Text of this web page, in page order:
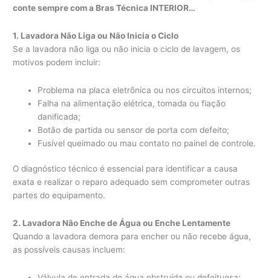
conte sempre com a Bras Técnica INTERIOR…
1. Lavadora Não Liga ou Não Inicia o Ciclo
Se a lavadora não liga ou não inicia o ciclo de lavagem, os
motivos podem incluir:
Problema na placa eletrônica ou nos circuitos internos;
Falha na alimentação elétrica, tomada ou fiação
danificada;
Botão de partida ou sensor de porta com defeito;
Fusível queimado ou mau contato no painel de controle.
O diagnóstico técnico é essencial para identificar a causa
exata e realizar o reparo adequado sem comprometer outras
partes do equipamento.
2. Lavadora Não Enche de Água ou Enche Lentamente
Quando a lavadora demora para encher ou não recebe água,
as possíveis causas incluem: